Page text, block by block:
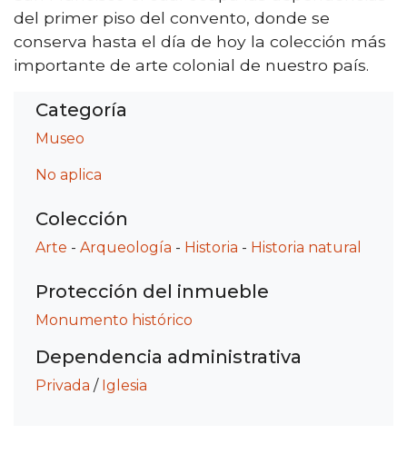
del primer piso del convento, donde se
conserva hasta el día de hoy la colección más
importante de arte colonial de nuestro país.
Categoría
Museo
No aplica
Colección
Arte - Arqueología - Historia - Historia natural
Protección del inmueble
Monumento histórico
Dependencia administrativa
Privada / Iglesia